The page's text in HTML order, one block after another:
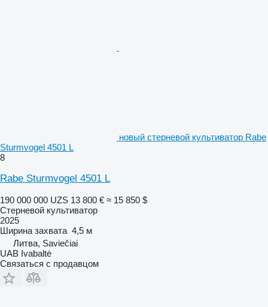
новый стерневой культиватор Rabe
Sturmvogel 4501 L
8
Rabe Sturmvogel 4501 L
190 000 000 UZS 13 800 € ≈ 15 850 $
Стерневой культиватор
2025
Ширина захвата 4,5 м
Литва, Saviečiai
UAB Ivabaltė
Связаться с продавцом